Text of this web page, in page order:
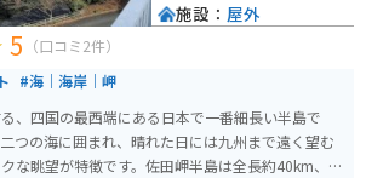
5 （口コミ2件）
#海｜海岸｜岬
、四国の最西端にある日本で一番細長い半島で
つの海に囲まれ、晴れた日には九州まで遠く望む
な眺望が特徴です。佐田岬半島は全長約40km、最
施設： 屋外